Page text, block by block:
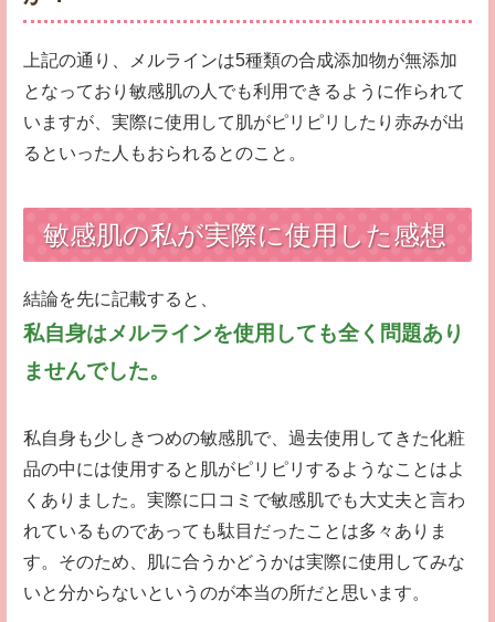
上記の通り、メルラインは5種類の合成添加物が無添加
となっており敏感肌の人でも利用できるように作られて
いますが、実際に使用して肌がピリピリしたり赤みが出
るといった人もおられるとのこと。
敏感肌の私が実際に使用した感想
結論を先に記載すると、
私自身はメルラインを使用しても全く問題あり
ませんでした。
私自身も少しきつめの敏感肌で、過去使用してきた化粧
品の中には使用すると肌がピリピリするようなことはよ
くありました。実際に口コミで敏感肌でも大丈夫と言わ
れているものであっても駄目だったことは多々ありま
す。そのため、肌に合うかどうかは実際に使用してみな
いと分からないというのが本当の所だと思います。